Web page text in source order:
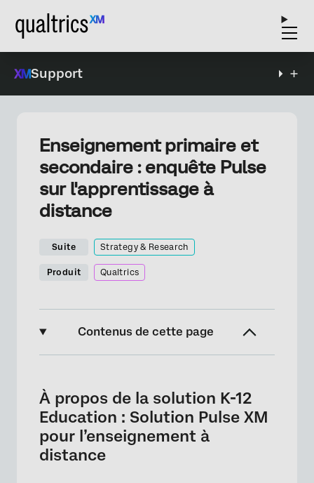
Support
Enseignement primaire et
secondaire : enquête Pulse
sur l'apprentissage à
distance
Suite Strategy & Research
Produit Qualtrics
Contenus de cette page
distance
Création d’une éducation K-12 : L’impulsion
de l’apprentissage à distance
À propos de la solution K-12
Education : Solution Pulse XM
pour l’enseignement à
distance